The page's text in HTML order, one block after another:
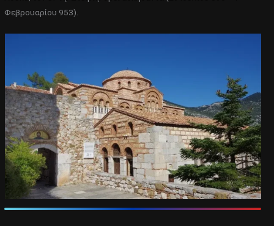
Φεβρουαρίου 953).